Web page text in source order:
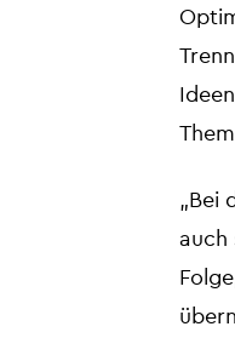
„Bei
auch